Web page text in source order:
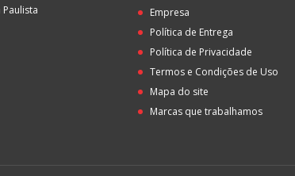
Empresa
Política de Entrega
Política de Privacidade
Termos e Condições de Uso
Mapa do site
Marcas que trabalhamos